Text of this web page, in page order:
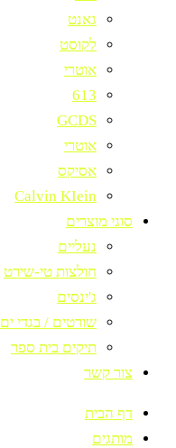
גאנט
לקוסט
אוטרי
613
GCDS
אוטרי
אסיקס
Calvin KIein
סוגי מוצרים
נעליים
חולצות טי-שירט
ג'ינסים
שורטים / בגדי ים
תיקים בית ספר
צור קשר
דף הבית
מותגים